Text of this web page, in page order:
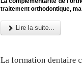
traitement orthodontique,
Lire la suite...
La formation dentaire